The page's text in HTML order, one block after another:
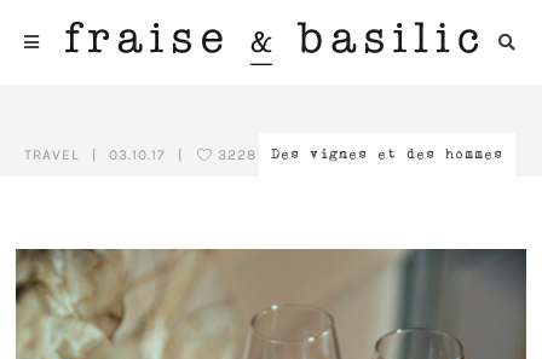
Des vignes et des hommes
TRAVEL 03.10.17 3228